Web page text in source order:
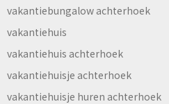
vakantiebungalow achterhoek
vakantiehuis
vakantiehuis achterhoek
vakantiehuisje achterhoek
vakantiehuisje huren achterhoek